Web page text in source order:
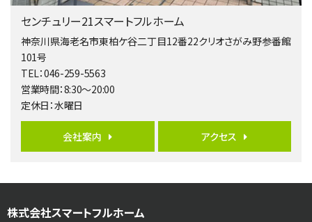
3,680万円
バ19分・ 歩8分
開放感があり日当たり良好な南西・北西角地区画。 …
第6位
4ＳＬＤＫ
海老名駅
センチュリー21スマートフルホーム
神奈川県海老名市東柏ケ谷二丁目12番22クリオさがみ野参番館
101号
TEL：046-259-5563
営業時間：8:30～20:00
定休日：水曜日
会社案内 アクセス
株式会社スマートフルホーム